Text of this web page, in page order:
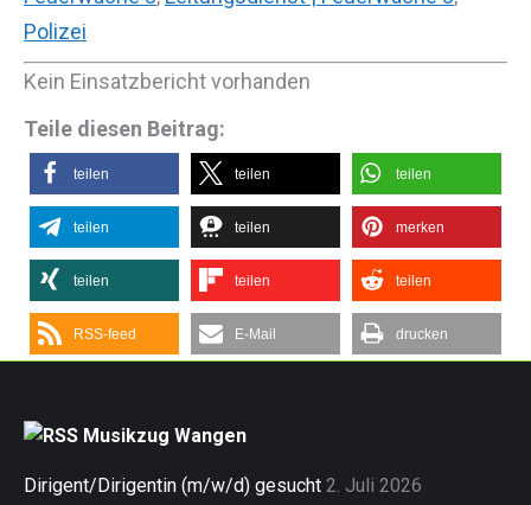
Polizei
Kein Einsatzbericht vorhanden
Teile diesen Beitrag:
teilen teilen teilen
teilen teilen merken
teilen teilen teilen
RSS-feed E-Mail drucken
Musikzug Wangen
Dirigent/Dirigentin (m/w/d) gesucht 2. Juli 2026